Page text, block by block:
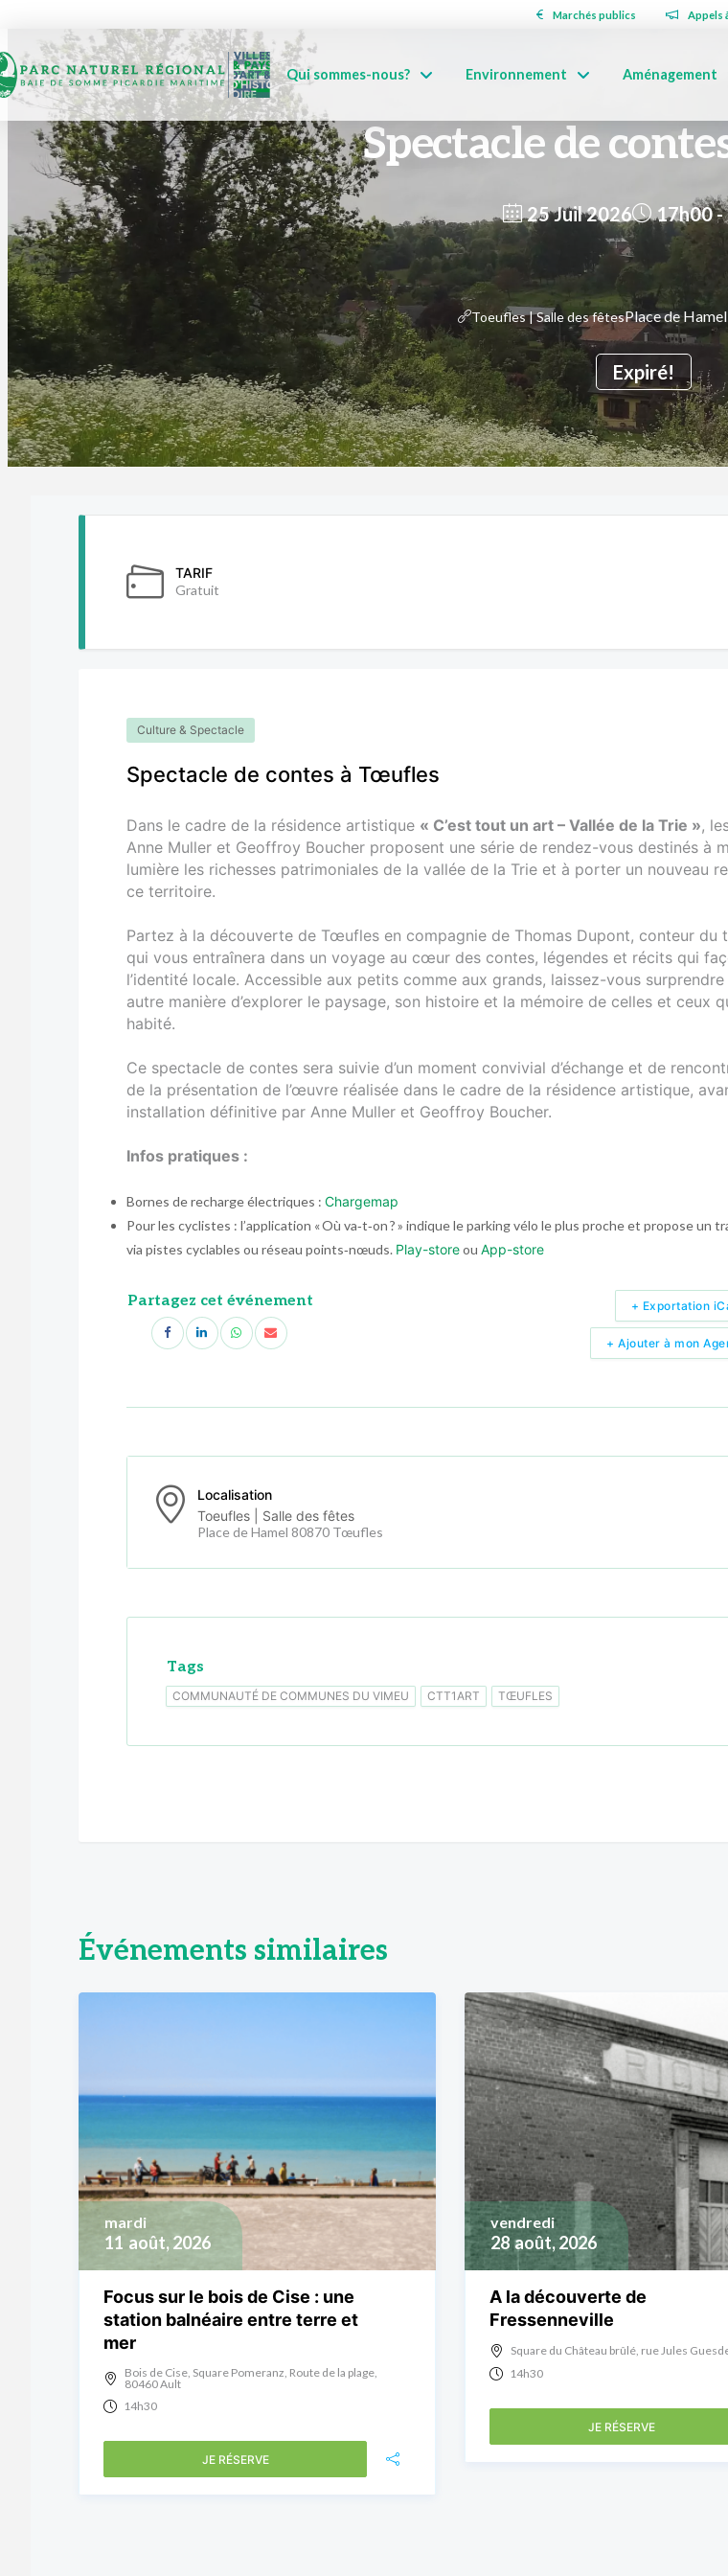
Marchés publics Appels
Qui sommes-nous? Environnement Aménagement
Spectacle de
25 Juil 2026
Expiré!
17h00
Toeufles | Salle des fêtesPlace de
TARIF
Gratuit
Culture & Spectacle
Spectacle de contes à Tœufles
Dans le cadre de la résidence artistique « C’est tout un art – Vallée de la Trie »,
Anne Muller et Geoffroy Boucher proposent une série de rendez-vous destinés à
lumière les richesses patrimoniales de la vallée de la Trie et à porter un nouveau
ce territoire.
Partez à la découverte de Tœufles en compagnie de Thomas Dupont, conteur du
qui vous entraînera dans un voyage au cœur des contes, légendes et récits qui
l’identité locale. Accessible aux petits comme aux grands, laissez-vous
autre manière d’explorer le paysage, son histoire et la mémoire de celles et ceux
habité.
Ce spectacle de contes sera suivie d’un moment convivial d’échange et de
de la présentation de l’œuvre réalisée dans le cadre de la résidence artistique,
installation définitive par Anne Muller et Geoffroy Boucher.
Infos pratiques :
Bornes de recharge électriques : Chargemap
Pour les cyclistes : l’application « Où va‑t‑on ? » indique le parking vélo le plus proche et propose un
via pistes cyclables ou réseau points‑nœuds. Play-storeou App-store
Partagez cet événement
+ Ajouter à mon
+ Exportation
Localisation
Toeufles | Salle des fêtes
Place de Hamel 80870 Tœufles
Tags
COMMUNAUTÉ DE COMMUNES DU VIMEU CTT1ART TŒUFLES
Événements similaires
11 août, 2026
mardi
Focus sur le bois de Cise : une
station balnéaire entre terre et
mer
Bois de Cise, Square Pomeranz, Route de la plage,
80460 Ault
14h30
JE RÉSERVE
28 août, 2026
vendredi
A la découverte de
Fressenneville
Square du Château brûlé, rue Jules
14h30
JE RÉSERVE